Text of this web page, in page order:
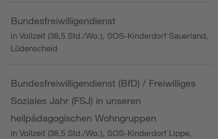
Bundesfreiwilligendienst
in Vollzeit (38,5 Std./Wo.), SOS-Kinderdorf Sauerland,
Lüdenscheid
Bundesfreiwilligendienst (BfD) / Freiwilliges
Soziales Jahr (FSJ) in unseren
heilpädagogischen Wohngruppen
in Vollzeit (38,5 Std./Wo.), SOS-Kinderdorf Lippe,